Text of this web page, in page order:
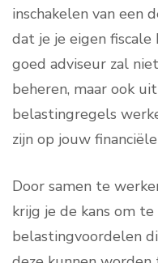
inschakelen van een
dat je je eigen fiscale
goed adviseur zal
beheren, maar ook
belastingregels
zijn op jouw
Door samen te
krijg je de kans om
belastingvoordelen